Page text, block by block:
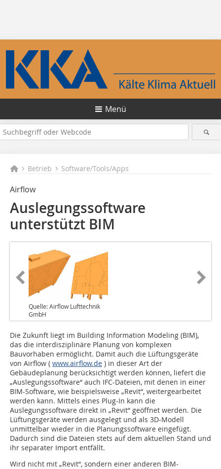
Menü
Betrieb Software/Tools/Apps
Airflow
Auslegungssoftware
unterstützt BIM
Quelle: Airflow Lufttechnik
GmbH
Die Zukunft liegt im Building Information Modeling (BIM),
das die interdisziplinäre Planung von komplexen
Bauvorhaben ermöglicht. Damit auch die Lüftungsgeräte
von Airflow ( www.airflow.de ) in dieser Art der
Gebäudeplanung berücksichtigt werden können, liefert die
„Auslegungssoftware“ auch IFC-Dateien, mit denen in einer
BIM-Software, wie beispielsweise „Revit“, weitergearbeitet
werden kann. Mittels eines Plug-In kann die
Auslegungssoftware direkt in „Revit“ geöffnet werden. Die
Lüftungsgeräte werden ausgelegt und als 3D-Modell
unmittelbar wieder in die Planungssoftware eingefügt.
Dadurch sind die Dateien stets auf dem aktuellen Stand und
ihr separater Import entfällt.
Wird nicht mit „Revit“, sondern einer anderen BIM-